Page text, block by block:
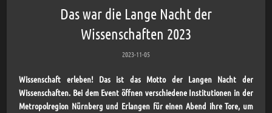
Das war die Lange Nacht der
Wissenschaften 2023
2023-11-05
Wissenschaft erleben! Das ist das Motto der Langen Nacht der
Wissenschaften. Bei dem Event öffnen verschiedene Institutionen in der
Metropolregion Nürnberg und Erlangen für einen Abend ihre Tore, um